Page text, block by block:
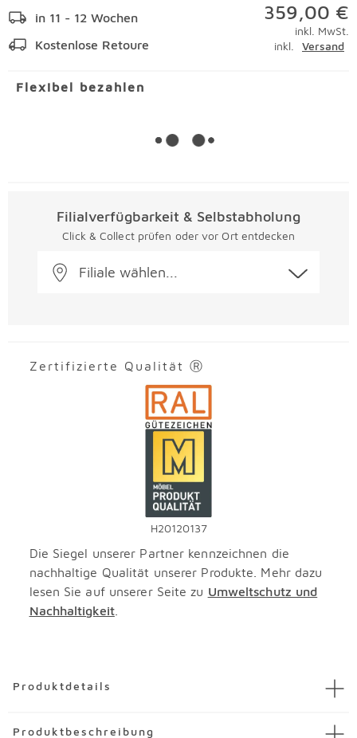
in 11 - 12 Wochen
Kostenlose Retoure
359,00 €
inkl. MwSt.
inkl.
Versand
Flexibel bezahlen
Filialverfügbarkeit & Selbstabholung
Click & Collect prüfen oder vor Ort entdecken
Filiale wählen...
Zertifizierte Qualität Ⓡ
H20120137
Die Siegel unserer Partner kennzeichnen die
nachhaltige Qualität unserer Produkte. Mehr dazu
lesen Sie auf unserer Seite zu Umweltschutz und
Nachhaltigkeit.
Produktdetails
Artikel Garderobenspiegel V-Alpin
Produktbeschreibung